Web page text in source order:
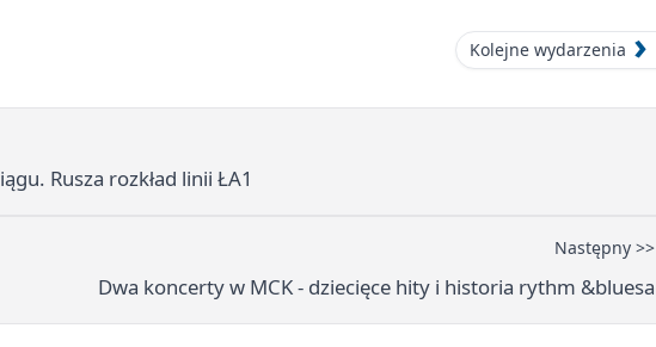
Kolejne wydarzenia
Rusza rozkład linii ŁA1
Następny >>
Dwa koncerty w MCK - dziecięce hity i historia rythm &bluesa